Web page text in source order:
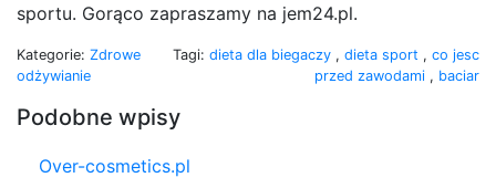
sportu. Gorąco zapraszamy na jem24.pl.
Kategorie: Zdrowe
odżywianie
Tagi: dieta dla biegaczy , dieta sport , co jesc
przed zawodami , baciar
Podobne wpisy
Over-cosmetics.pl